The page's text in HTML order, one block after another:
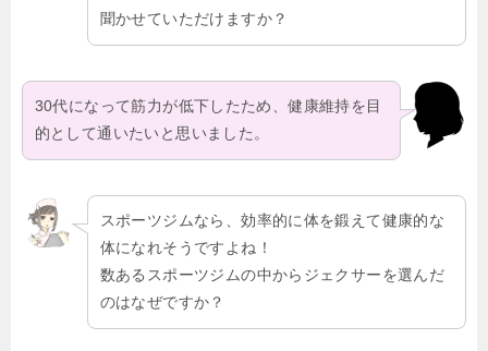
聞かせていただけますか？
30代になって筋力が低下したため、健康維持を目
的として通いたいと思いました。
スポーツジムなら、効率的に体を鍛えて健康的な
体になれそうですよね！
数あるスポーツジムの中からジェクサーを選んだ
のはなぜですか？